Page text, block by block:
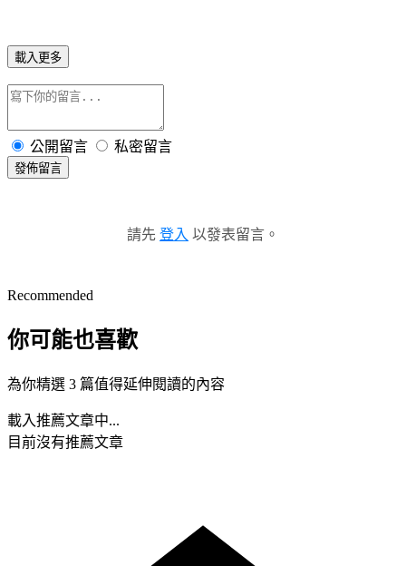
載入更多
公開留言 私密留言
發佈留言
請先 登入 以發表留言。
Recommended
你可能也喜歡
為你精選 3 篇值得延伸閱讀的內容
載入推薦文章中...
目前沒有推薦文章